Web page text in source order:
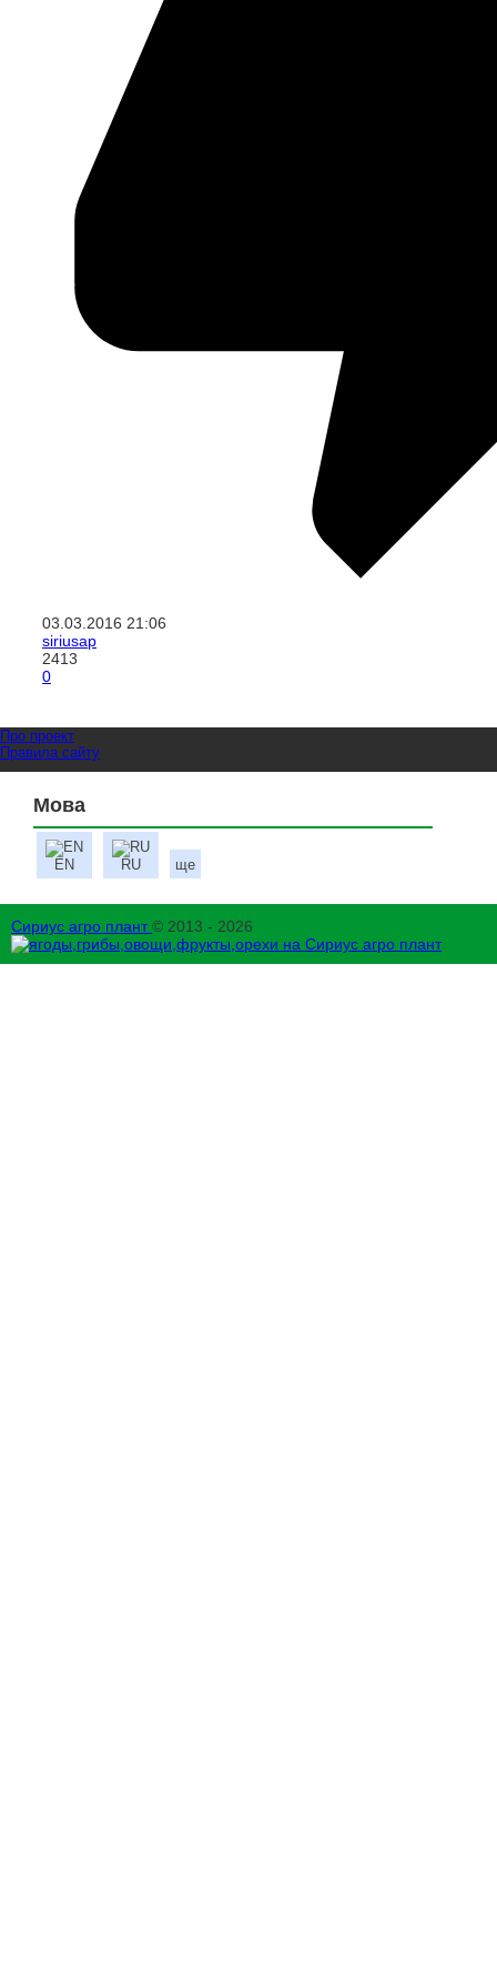
03.03.2016 21:06
siriusap
2413
0
Про проект
Правила сайту
Мова
EN RU ще
Сириус агро плант© 2013 - 2026